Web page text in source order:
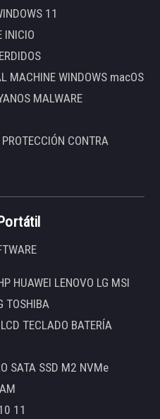
11
INICIO
MACHINE WINDOWS macOS
MALWARE
CONTRA
HUAWEI LENOVO LG MSI
TOSHIBA
TECLADO BATERÍA
SATA SSD M2 NVMe
11